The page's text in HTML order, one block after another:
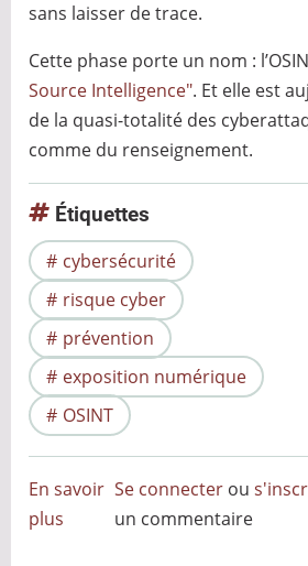
sans laisser de trace.
Cette phase porte un nom :
Source Intelligence". Et elle est
de la quasi-totalité des
comme du renseignement.
Étiquettes
cybersécurité
risque cyber
prévention
exposition numérique
OSINT
En savoir
plus
Se connecter ou
un commentaire